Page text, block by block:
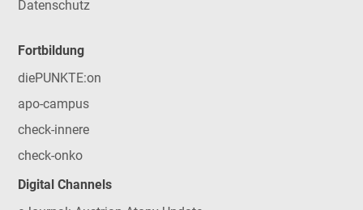
Datenschutz
Fortbildung
diePUNKTE:on
apo-campus
check-innere
check-onko
Digital Channels